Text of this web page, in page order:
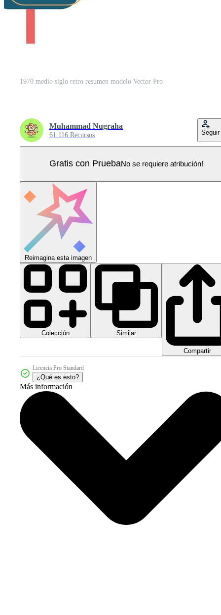
1970 medio siglo retro resumen modelo Vector Pro
Muhammad Nugraha
61.116 Recursos Seguir
Gratis con PruebaNo se requiere atribución!
Reimagina esta imagen
Colección Similar
Compartir
Licencia Pro Standard
¿Qué es esto?
Más información